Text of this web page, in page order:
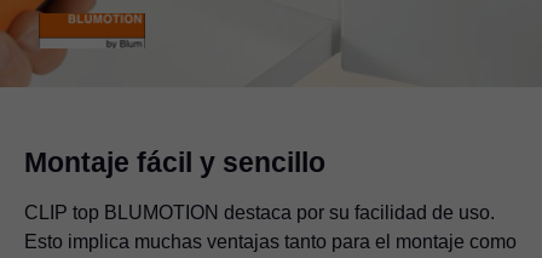
Montaje fácil y sencillo
CLIP top BLUMOTION destaca por su facilidad de uso.
Esto implica muchas ventajas tanto para el montaje como